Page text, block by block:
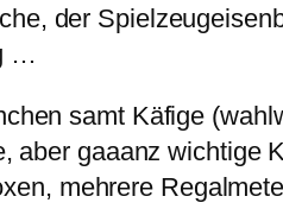
der
…
samt Käfige
aber gaaanz wichtige
mehrere